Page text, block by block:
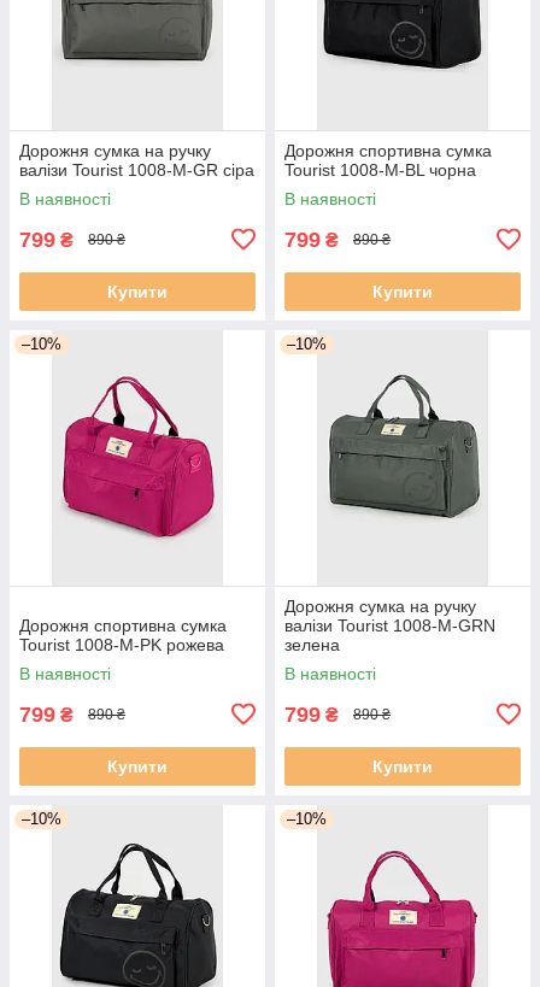
Дорожня сумка на ручку
валізи Tourist 1008-M-GR сіра
В наявності
799 ₴ 890 ₴
Купити
Дорожня спортивна сумка
Tourist 1008-M-BL чорна
В наявності
799 ₴ 890 ₴
Купити
–10%
Дорожня спортивна сумка
Tourist 1008-M-PK рожева
В наявності
799 ₴ 890 ₴
Купити
–10%
Дорожня сумка на ручку
валізи Tourist 1008-M-GRN
зелена
В наявності
799 ₴ 890 ₴
Купити
–10% –10%